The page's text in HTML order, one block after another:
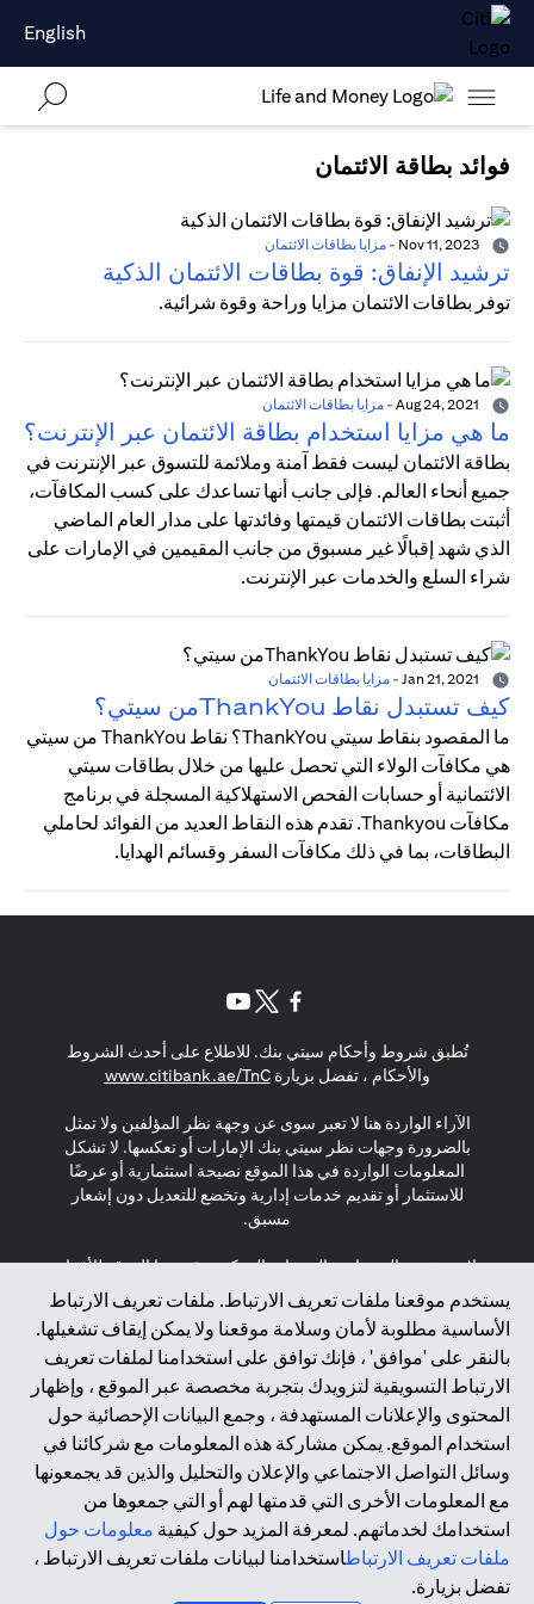
English
فوائد بطاقة الائتمان
- مزايا بطاقات الائتمان
ترشيد الإنفاق: قوة بطاقات الائتمان الذكية
توفر بطاقات الائتمان مزايا وراحة وقوة شرائية.
- مزايا بطاقات الائتمان
ما هي مزايا استخدام بطاقة الائتمان عبر الإنترنت؟
بطاقة الائتمان ليست فقط آمنة وملائمة للتسوق عبر الإنترنت في
جميع أنحاء العالم. فإلى جانب أنها تساعدك على كسب المكافآت،
أثبتت بطاقات الائتمان قيمتها وفائدتها على مدار العام الماضي
الذي شهد إقبالًا غير مسبوق من جانب المقيمين في الإمارات على
شراء السلع والخدمات عبر الإنترنت.
- مزايا بطاقات الائتمان
كيف تستبدل نقاط ThankYouمن سيتي؟
ما المقصود بنقاط سيتي ThankYou؟ نقاط ThankYou من سيتي
هي مكافآت الولاء التي تحصل عليها من خلال بطاقات سيتي
الائتمانية أو حسابات الفحص الاستهلاكية المسجلة في برنامج
مكافآت Thankyou. تقدم هذه النقاط العديد من الفوائد لحاملي
البطاقات، بما في ذلك مكافآت السفر وقسائم الهدايا.
يستخدم موقعنا ملفات تعريف الارتباط. ملفات تعريف الارتباط
الأساسية مطلوبة لأمان وسلامة موقعنا ولا يمكن إيقاف تشغيلها.
بالنقر على 'موافق' ، فإنك توافق على استخدامنا لملفات تعريف
الارتباط التسويقية لتزويدك بتجربة مخصصة عبر الموقع ، وإظهار
المحتوى والإعلانات المستهدفة ، وجمع البيانات الإحصائية حول
استخدام الموقع. يمكن مشاركة هذه المعلومات مع شركائنا في
وسائل التواصل الاجتماعي والإعلان والتحليل والذين قد يجمعونها
مع المعلومات الأخرى التي قدمتها لهم أو التي جمعوها من
استخدامك لخدماتهم. لمعرفة المزيد حول كيفية معلومات حول
ملفات تعريف الارتباطاستخدامنا لبيانات ملفات تعريف الارتباط ،
تفضل بزيارة.
تُطبق شروط وأحكام سيتي بنك. للاطلاع على أحدث الشروط
والأحكام ، تفضل بزيارةwww.citibank.ae/TnC
(opens in a new tab)
الآراء الواردة هنا لا تعبر سوى عن وجهة نظر المؤلفين ولا تمثل
بالضرورة وجهات نظر سيتي بنك الإمارات أو تعكسها. لا تشكل
المعلومات الواردة في هذا الموقع نصيحة استثمارية أو عرضًا
للاستثمار أو تقديم خدمات إدارية وتخضع للتعديل دون إشعار
مسبق.
لا يتم تقديم المنتجات والخدمات المذكورة في هذا الموقع للأفراد
المقيمين في الاتحاد الأوروبي أو المنطقة الاقتصادية الأوروبية أو
سويسرا أو غيرنسي أو جيرسي أو موناكو أو سان مارينو أو
الفاتيكان أو جزيرة مان أو المملكة المتحدة أو خصوصية البيانات
(لائحة حماية البيانات العامة \ قانون حماية البيانات الشخصية
العامة \ قانون خصوصية نيوزيلندا). المحتوى الموجود في هذه
الصفحة ليس ولا ينبغي تفسيره على أنه عرض أو دعوة أو دعوة
لشراء أو بيع أي من المنتجات والخدمات المذكورة هنا لمثل هؤلاء
الأفراد.
*GDPR – اللائحة العامة لحماية البيانات؛ * LGPD – Lei Geral de
Proteção de Dados Pessoais ; *NZPA – قانون الخصوصية
النيوزيلندي